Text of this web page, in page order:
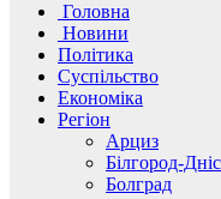
Головна
Новини
Політика
Суспільство
Економіка
Регіон
Арциз
Білгород-
Болград